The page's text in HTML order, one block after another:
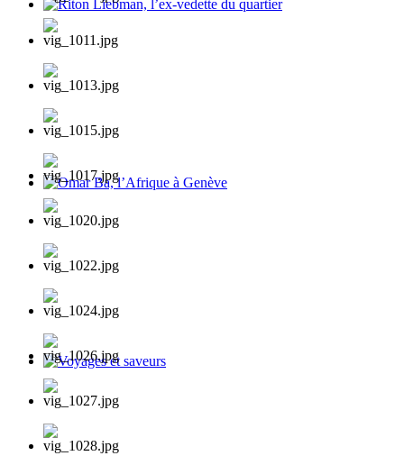
Riton Liebman, l’ex-vedette du quartier
Omar Ba, l’Afrique à Genève
Voyages et saveurs